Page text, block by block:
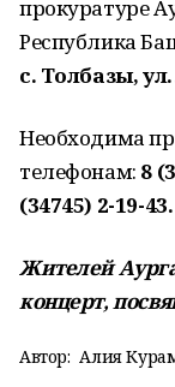
прокуратуре
Республика
с. Толбазы,
Необходима
телефонам: 8
(34745) 2-19-43.
Жителей
концерт,
Автор: Алия